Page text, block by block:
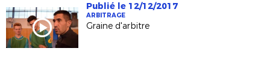
Publié le 12/12/2017
ARBITRAGE
Graine d'arbitre